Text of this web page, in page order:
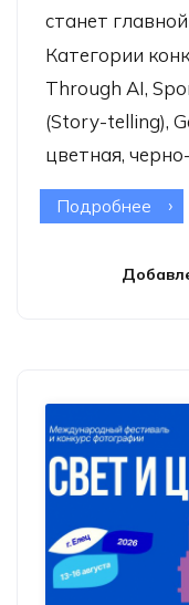
станет
Категории
Through AI,
(Story-telling),
цветная,
Подробнее о